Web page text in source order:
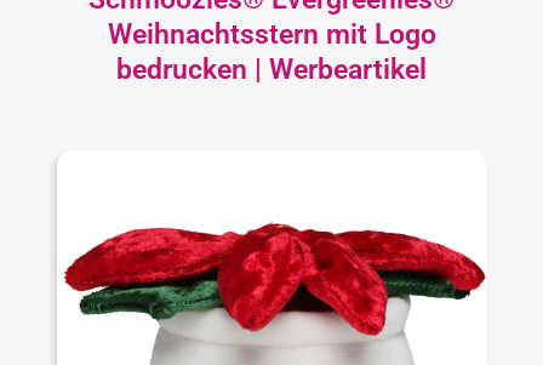
Weihnachtsstern mit Logo
bedrucken | Werbeartikel